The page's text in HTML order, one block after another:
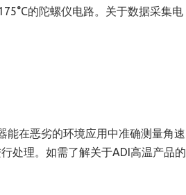
的陀螺仪电路。关于数据采集电
在恶劣的环境应用中准确测量角速
处理。如需了解关于ADI高温产品的